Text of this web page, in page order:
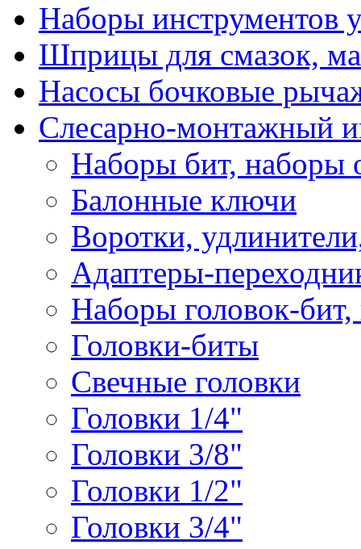
Наборы инструментов
Шприцы для смазок,
Насосы бочковые
Слесарно-монтажный
Наборы бит, наборы
Балонные ключи
Воротки,
Адаптеры-
Наборы головок-бит,
Головки-биты
Свечные головки
Головки 1/4"
Головки 3/8"
Головки 1/2"
Головки 3/4"